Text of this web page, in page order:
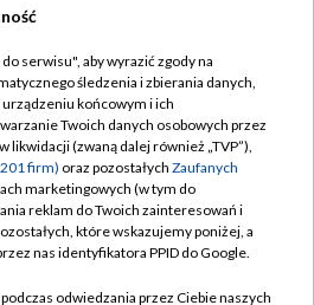
TVP
TVP
prywatności
Moje zgody
Pomoc
serwisu", aby wyrazić zgody na
śledzenia i zbierania danych,
końcowym i ich
Twoich danych osobowych przez
likwidacji (zwaną dalej również „TVP”),
firm) oraz pozostałych Zaufanych
marketingowych (w tym do
reklam do Twoich zainteresowań i
które wskazujemy poniżej, a
nas identyfikatora PPID do Google.
odwiedzania przez Ciebie naszych